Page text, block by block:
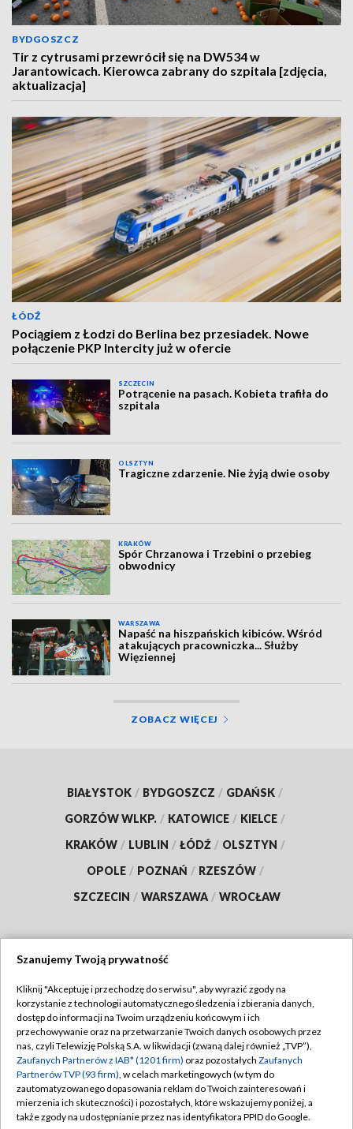
BYDGOSZCZ
Tir z cytrusami przewrócił się na DW534 w
Jarantowicach. Kierowca zabrany do szpitala [zdjęcia,
aktualizacja]
ŁÓDŹ
Pociągiem z Łodzi do Berlina bez przesiadek. Nowe
połączenie PKP Intercity już w ofercie
SZCZECIN
Potrącenie na pasach. Kobieta trafiła do
szpitala
OLSZTYN
Tragiczne zdarzenie. Nie żyją dwie osoby
KRAKÓW
Spór Chrzanowa i Trzebini o przebieg
obwodnicy
WARSZAWA
Napaść na hiszpańskich kibiców. Wśród
atakujących pracowniczka... Służby
Więziennej
ZOBACZ WIĘCEJ
BIAŁYSTOK / BYDGOSZCZ / GDAŃSK /
GORZÓW WLKP. / KATOWICE / KIELCE /
KRAKÓW / LUBLIN / ŁÓDŹ / OLSZTYN /
OPOLE / POZNAŃ / RZESZÓW /
SZCZECIN / WARSZAWA / WROCŁAW
TVP
Abonament TVP
Emisja w TVP
Centrum informacji TVP
Naziemna Telewizja Cyfrowa
Regulamin TVP
Polityka prywatności
Moje zgody
Pomoc
Szanujemy Twoją prywatność
Kliknij "Akceptuję i przechodzę do serwisu", aby wyrazić zgody na
korzystanie z technologii automatycznego śledzenia i zbierania danych,
dostęp do informacji na Twoim urządzeniu końcowym i ich
przechowywanie oraz na przetwarzanie Twoich danych osobowych przez
nas, czyli Telewizję Polską S.A. w likwidacji (zwaną dalej również „TVP”),
Zaufanych Partnerów z IAB* (1201 firm) oraz pozostałych Zaufanych
Partnerów TVP (93 firm), w celach marketingowych (w tym do
zautomatyzowanego dopasowania reklam do Twoich zainteresowań i
mierzenia ich skuteczności) i pozostałych, które wskazujemy poniżej, a
także zgody na udostępnianie przez nas identyfikatora PPID do Google.